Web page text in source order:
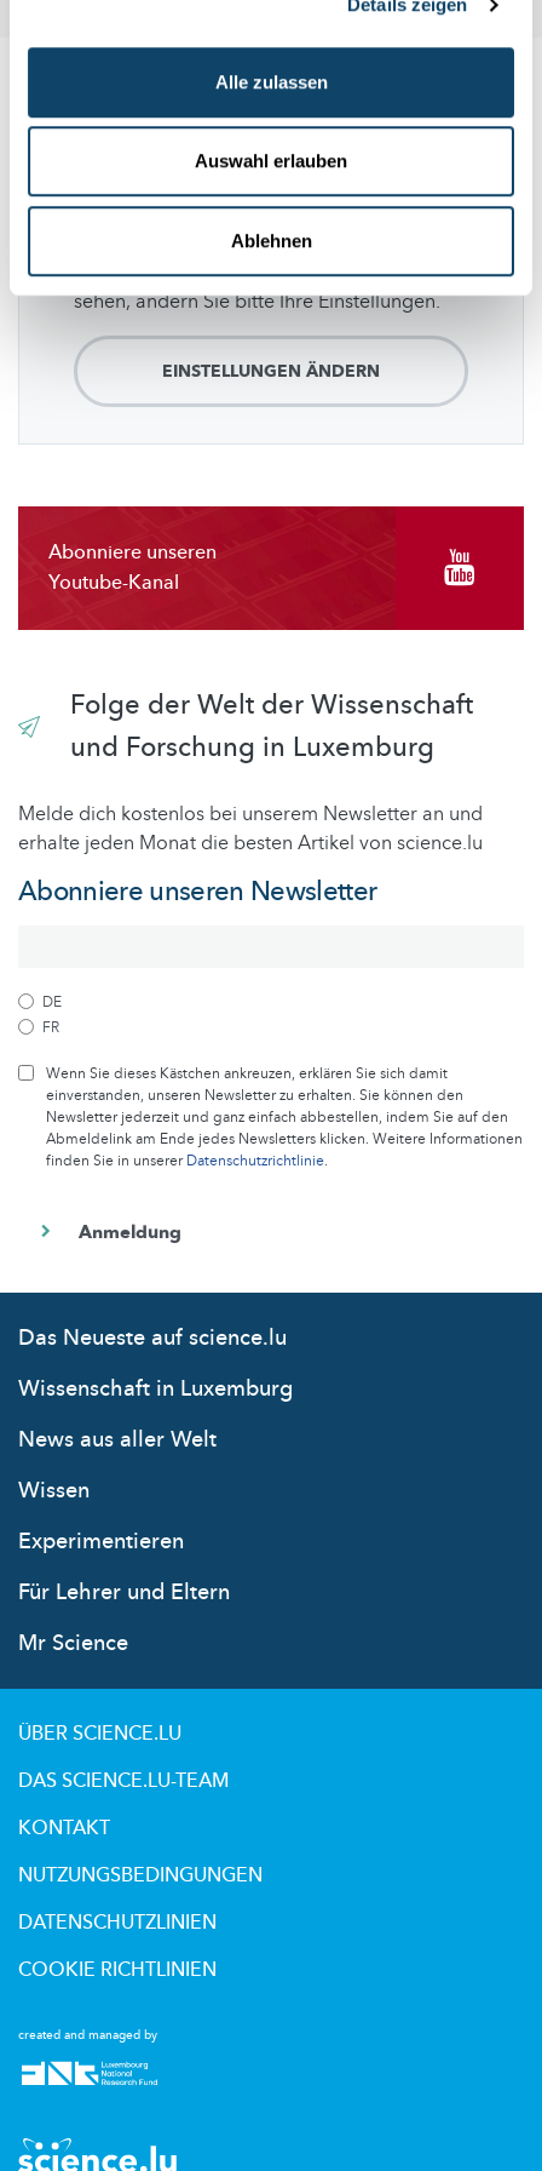
Details zeigen
Alle zulassen
Auswahl erlauben
Ablehnen
Folgescience.lu
Diese Plugins sind ausgeblendet, weil Sie
Cookies im Zusammenhang mit sozialen
Netzwerken abgelehnt haben. Um sie zu
sehen, ändern Sie bitte Ihre Einstellungen.
EINSTELLUNGEN ÄNDERN
Abonniere unseren
Youtube-Kanal
Folge der Welt der Wissenschaft
und Forschung in Luxemburg
Melde dich kostenlos bei unserem Newsletter an und
erhalte jeden Monat die besten Artikel von science.lu
Abonniere unseren Newsletter
DE
FR
Wenn Sie dieses Kästchen ankreuzen, erklären Sie sich damit
einverstanden, unseren Newsletter zu erhalten. Sie können den
Newsletter jederzeit und ganz einfach abbestellen, indem Sie auf den
Abmeldelink am Ende jedes Newsletters klicken. Weitere Informationen
finden Sie in unsererDatenschutzrichtlinie.
Das Neueste auf science.lu
Wissenschaft in Luxemburg
News aus aller Welt
Wissen
Experimentieren
Für Lehrer und Eltern
Mr Science
created and managed by
ÜBER SCIENCE.LU
DAS SCIENCE.LU-TEAM
KONTAKT
NUTZUNGSBEDINGUNGEN
DATENSCHUTZLINIEN
COOKIE RICHTLINIEN